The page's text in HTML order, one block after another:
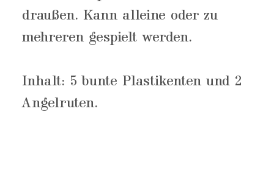
draußen. Kann alleine oder zu
mehreren gespielt werden.
Inhalt: 5 bunte Plastikenten und 2
Angelruten.